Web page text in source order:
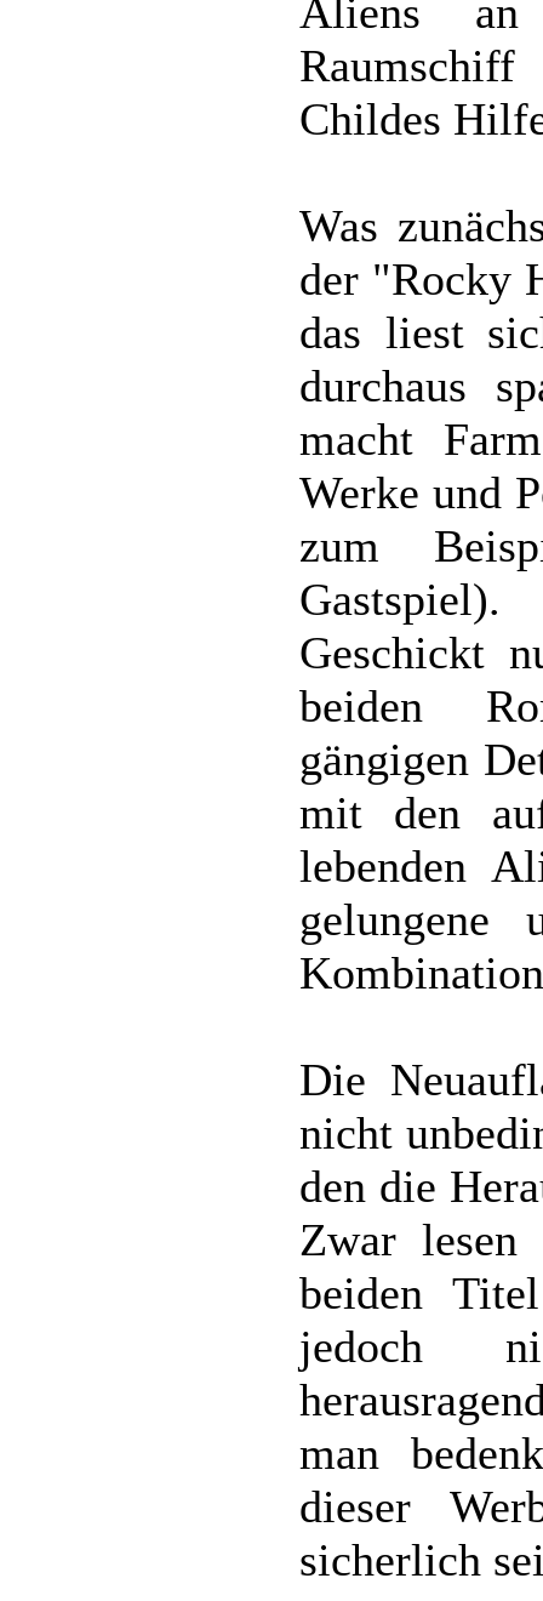
Aliens
Childes
Was
der "Rocky
das liest
durchaus
macht
Werke und
zum
Gastspiel).
Geschickt
beiden
gängigen
mit den
lebenden
gelungene
Die
nicht
den die
Zwar lesen
beiden
jedoch
man
dieser
sicherlich